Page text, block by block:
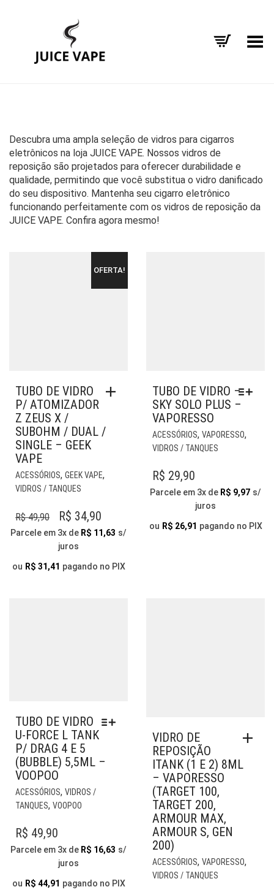
Alternar Menu
Descubra uma ampla seleção de vidros para cigarros
eletrônicos na loja JUICE VAPE. Nossos vidros de
reposição são projetados para oferecer durabilidade e
qualidade, permitindo que você substitua o vidro danificado
do seu dispositivo. Mantenha seu cigarro eletrônico
funcionando perfeitamente com os vidros de reposição da
JUICE VAPE. Confira agora mesmo!
OFERTA!
TUBO DE VIDRO
P/ ATOMIZADOR
Z ZEUS X /
SUBOHM / DUAL /
SINGLE – GEEK
VAPE
ACESSÓRIOS, GEEK VAPE,
VIDROS / TANQUES
R$49,90
O
PREÇO
ORIGINAL
ERA:
R$ 34,90
PREÇO
É:
Parcele em 3x de R$ 11,63 s/
juros
ou R$ 31,41 pagando no PIX
TUBO DE VIDRO –
SKY SOLO PLUS –
VAPORESSO
ACESSÓRIOS, VAPORESSO,
VIDROS / TANQUES
AS
R$ 29,90
Parcele em 3x de R$ 9,97 s/
juros
ou R$ 26,91 pagando no PIX
TUBO DE VIDRO
U-FORCE L TANK
P/ DRAG 4 E 5
(BUBBLE) 5,5ML –
VOOPOO
ACESSÓRIOS, VIDROS /
TANQUES, VOOPOO
PRODUTO
VARIANTES.
AS
OPÇÕES
PODEM
R$ 49,90
Parcele em 3x de R$ 16,63 s/
juros
ou R$ 44,91 pagando no PIX
VIDRO DE
REPOSIÇÃO
ITANK (1 E 2) 8ML
– VAPORESSO
(TARGET 100,
TARGET 200,
ARMOUR MAX,
ARMOUR S, GEN
200)
ACESSÓRIOS, VAPORESSO,
VIDROS / TANQUES